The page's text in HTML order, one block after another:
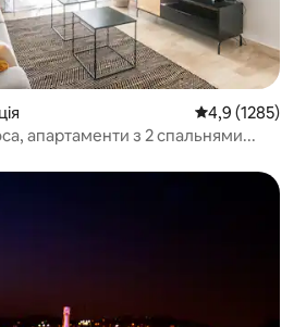
Середня
4,9 (1285)
апартаменти з 2 спальнями...